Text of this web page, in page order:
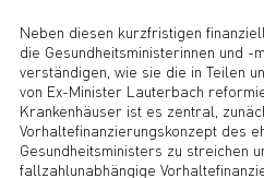
Neben diesen kurzfristigen
die Gesundheitsministerinnen und -
verständigen, wie sie die in Teilen
von Ex-Minister Lauterbach
Krankenhäuser ist es zentral,
Vorhaltefinanzierungskonzept des
Gesundheitsministers zu streichen
fallzahlunabhängige